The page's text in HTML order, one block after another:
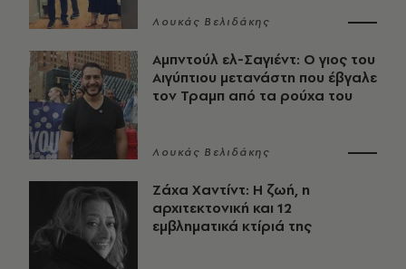
Λουκάς Βελιδάκης
Αμπντούλ ελ-Σαγιέντ: Ο γιος του
Αιγύπτιου μετανάστη που έβγαλε
τον Τραμπ από τα ρούχα του
Λουκάς Βελιδάκης
Ζάχα Χαντίντ: Η ζωή, η
αρχιτεκτονική και 12
εμβληματικά κτίριά της